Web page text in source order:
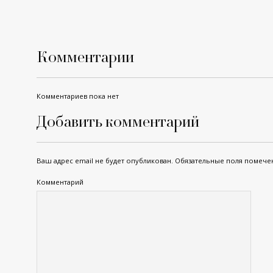
Комментарии
Комментариев пока нет
Добавить комментарий
Ваш адрес email не будет опубликован. Обязательные поля
Комментарий